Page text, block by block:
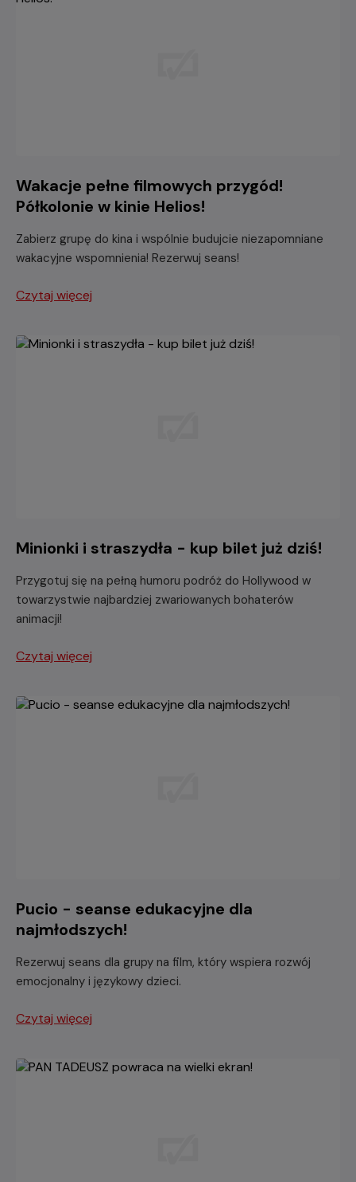
Wakacje pełne filmowych przygód!
Półkolonie w kinie Helios!
Zabierz grupę do kina i wspólnie budujcie niezapomniane
wakacyjne wspomnienia! Rezerwuj seans!
Czytaj więcej
Minionki i straszydła - kup bilet już dziś!
Przygotuj się na pełną humoru podróż do Hollywood w
towarzystwie najbardziej zwariowanych bohaterów
animacji!
Czytaj więcej
Pucio - seanse edukacyjne dla
najmłodszych!
Rezerwuj seans dla grupy na film, który wspiera rozwój
emocjonalny i językowy dzieci.
Czytaj więcej